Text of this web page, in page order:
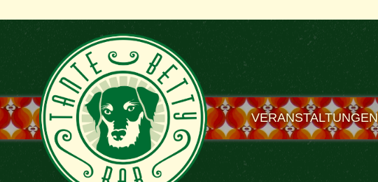
VERANSTALTUNGEN